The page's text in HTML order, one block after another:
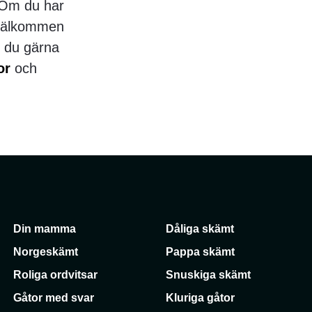
du har
gärna
och
Din mamma
Dåliga skämt
Norgeskämt
Pappa skämt
Roliga ordvitsar
Snuskiga skämt
Gåtor med svar Kluriga gåtor